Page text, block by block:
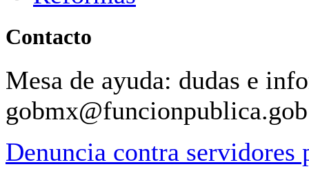
Contacto
Mesa de ayuda: dudas e
Denuncia contra servidores